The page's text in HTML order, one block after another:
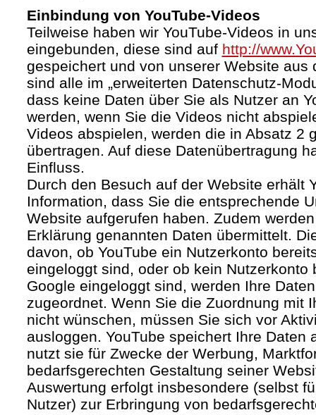
Einbindung von YouTube-Videos
Teilweise haben wir YouTube-Videos in
eingebunden, diese sind auf http://
gespeichert und von unserer Website aus
sind alle im „erweiterten Datenschutz-
dass keine Daten über Sie als Nutzer an
werden, wenn Sie die Videos nicht
Videos abspielen, werden die in Absatz 2
übertragen. Auf diese Datenübertragung
Einfluss.
Durch den Besuch auf der Website erhält
Information, dass Sie die entsprechende
Website aufgerufen haben. Zudem
Erklärung genannten Daten übermittelt.
davon, ob YouTube ein Nutzerkonto
eingeloggt sind, oder ob kein Nutzerkonto
Google eingeloggt sind, werden Ihre
zugeordnet. Wenn Sie die Zuordnung mit
nicht wünschen, müssen Sie sich vor
ausloggen. YouTube speichert Ihre Daten
nutzt sie für Zwecke der Werbung,
bedarfsgerechten Gestaltung seiner
Auswertung erfolgt insbesondere (selbst
Nutzer) zur Erbringung von